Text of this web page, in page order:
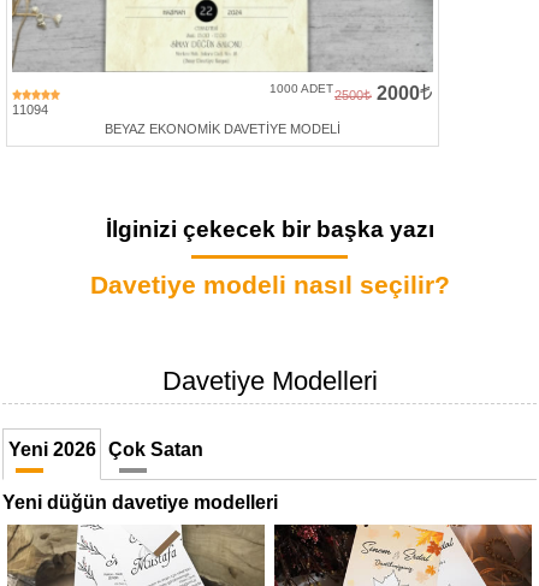
11094
2500 2000
1000 ADET
BEYAZ EKONOMİK DAVETİYE MODELİ
İlginizi çekecek bir başka yazı
Davetiye modeli nasıl seçilir?
Davetiye Modelleri
Yeni 2026 Çok Satan
Yeni düğün davetiye modelleri